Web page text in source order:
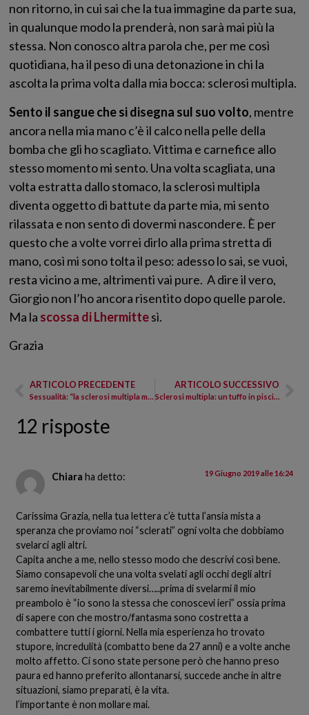
non ritorno, in cui sai che la tua immagine da parte sua,
in qualunque modo la prenderà, non sarà mai più la
stessa. Non conosco altra parola che, per me così
quotidiana, ha il peso di una detonazione in chi la
ascolta la prima volta dalla mia bocca: sclerosi multipla.
Sento il sangue che si disegna sul suo volto, mentre
ancora nella mia mano c’è il calco nella pelle della
bomba che gli ho scagliato. Vittima e carnefice allo
stesso momento mi sento. Una volta scagliata, una
volta estratta dallo stomaco, la sclerosi multipla
diventa oggetto di battute da parte mia, mi sento
rilassata e non sento di dovermi nascondere. È per
questo che a volte vorrei dirlo alla prima stretta di
mano, così mi sono tolta il peso: adesso lo sai, se vuoi,
resta vicino a me, altrimenti vai pure. A dire il vero,
Giorgio non l’ho ancora risentito dopo quelle parole.
Ma la scossa di Lhermittesì.
Grazia
ARTICOLO PRECEDENTE
Sessualità: “la sclerosi multipla mi ha messo a dura prova”
ARTICOLO SUCCESSIVO
Sclerosi multipla: un tuffo in piscina fino a toccare il fondo
12 risposte
Chiara ha detto: 19 Giugno 2019 alle 16:24
Carissima Grazia, nella tua lettera c’è tutta l’ansia mista a
speranza che proviamo noi “sclerati” ogni volta che dobbiamo
svelarci agli altri.
Capita anche a me, nello stesso modo che descrivi così bene.
Siamo consapevoli che una volta svelati agli occhi degli altri
saremo inevitabilmente diversi…..prima di svelarmi il mio
preambolo è “io sono la stessa che conoscevi ieri” ossia prima
di sapere con che mostro/fantasma sono costretta a
combattere tutti i giorni. Nella mia esperienza ho trovato
stupore, incredulità (combatto bene da 27 anni) e a volte anche
molto affetto. Ci sono state persone però che hanno preso
paura ed hanno preferito allontanarsi, succede anche in altre
situazioni, siamo preparati, è la vita.
l’importante è non mollare mai.